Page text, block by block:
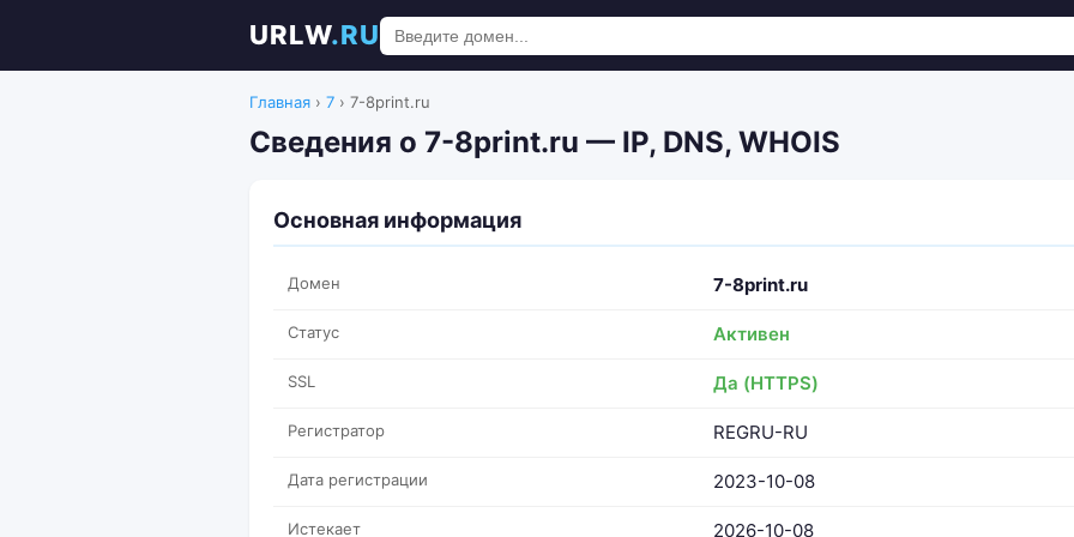
URLW.RU
Главная › 7 › 7-8print.ru
Сведения о 7-8print.ru — IP, DNS, WHOIS
Основная информация
Домен 7-8print.ru
Статус Активен
SSL Да (HTTPS)
Регистратор REGRU-RU
Дата регистрации 2023-10-08
Истекает 2026-10-08